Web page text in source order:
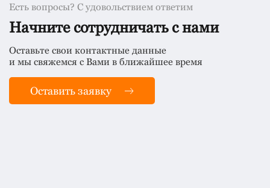
Есть вопросы? С удовольствием ответим
Начните сотрудничать с нами
Оставьте свои контактные данные
и мы свяжемся с Вами в ближайшее время
Оставить заявку